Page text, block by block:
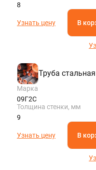
8
Узнать цену В
Труба
Марка
09Г2С
Толщина стенки, мм
9
Узнать цену В